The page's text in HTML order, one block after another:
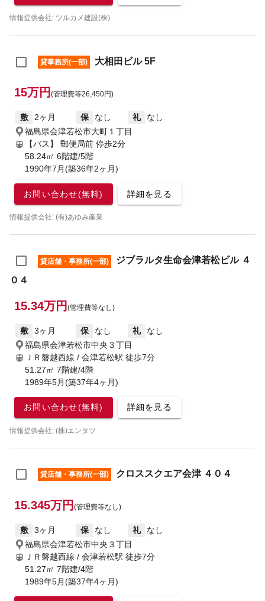
情報提供会社: ツルカメ建設(株)
貸事務所(一部) 大相田ビル 5F
15万円 (管理費等26,450円)
敷 2ヶ月 保 なし 礼
なし
福島県会津若松市大町１丁目
【バス】 郵便局前 停歩2分
58.24㎡ 6階建/5階
1990年7月(築36年2ヶ月)
お問い合わせ(無料) 詳細を見る
情報提供会社: (有)あゆみ産業
貸店舗・事務所(一部)
ジブラルタ生命会津若松ビル ４
０４
15.34万円 (管理費等なし)
敷 3ヶ月 保 なし 礼
なし
福島県会津若松市中央３丁目
ＪＲ磐越西線 / 会津若松駅 徒歩7分
51.27㎡ 7階建/4階
1989年5月(築37年4ヶ月)
お問い合わせ(無料) 詳細を見る
情報提供会社: (株)エンタツ
貸店舗・事務所(一部) クロススクエア会津 ４０４
15.345万円 (管理費等なし)
敷 3ヶ月 保 なし 礼
なし
福島県会津若松市中央３丁目
ＪＲ磐越西線 / 会津若松駅 徒歩7分
51.27㎡ 7階建/4階
1989年5月(築37年4ヶ月)